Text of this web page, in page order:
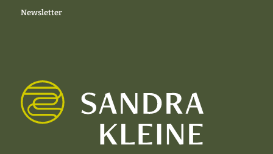
Newsletter